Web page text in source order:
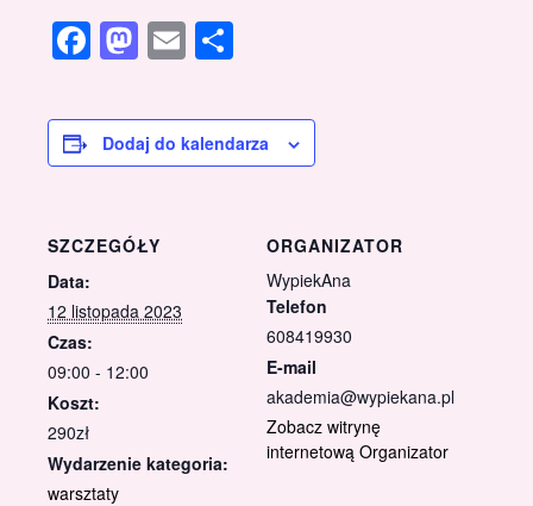
Facebook
Mastodon
Email
Dodaj do kalendarza
SZCZEGÓŁY
Data:
12 listopada 2023
Czas:
09:00 - 12:00
Koszt:
290zł
Wydarzenie kategoria:
warsztaty
ORGANIZATOR
WypiekAna
Telefon
608419930
E-mail
akademia@wypiekana.pl
Zobacz witrynę
internetową Organizator